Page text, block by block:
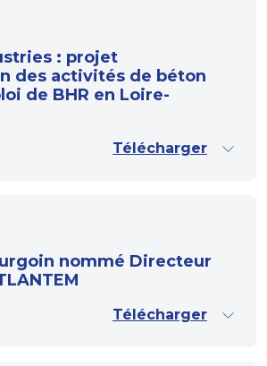
: projet
des activités de béton
de BHR en Loire-
Télécharger
nommé Directeur
Télécharger